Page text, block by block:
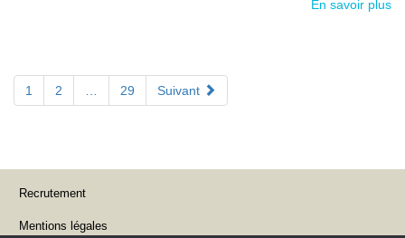
En savoir plus
Navigation
des
Page
1 Page
2 Page
29 Suivant
Recrutement
Mentions légales